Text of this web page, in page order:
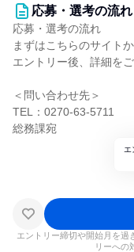
応募・選考の流れ
応募・選考の流れ
まずはこちらのサイト
エントリー後、詳細を
＜問い合わせ先＞
TEL：0270-63-5711
総務課宛
エ
エントリー締切や開始月を過
リーへの